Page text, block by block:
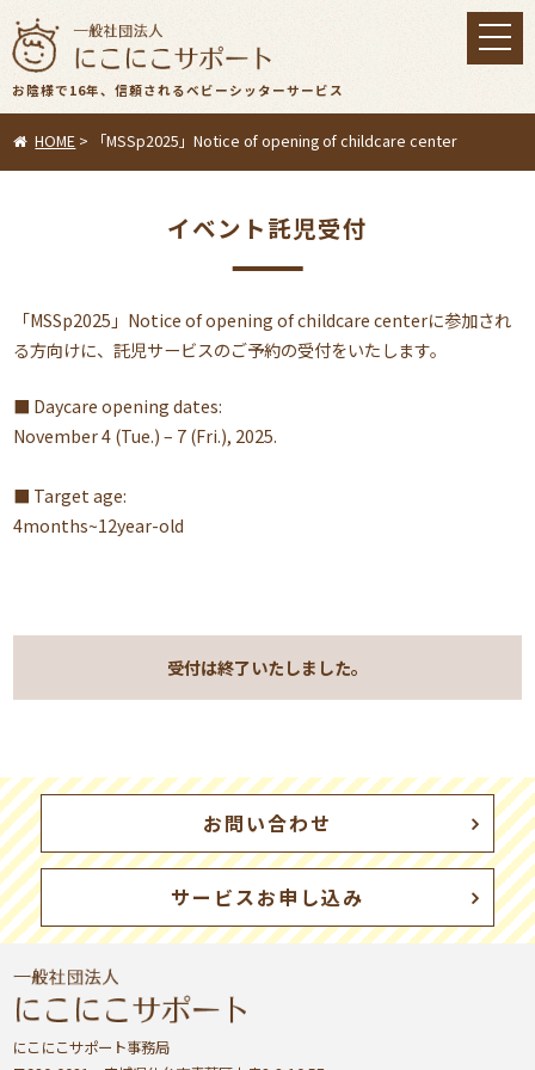
お陰様で16年、信頼されるベビーシッターサービス
toggle
HOME > 「MSSp2025」Notice of opening of childcare center
イベント託児受付
「MSSp2025」Notice of opening of childcare centerに参加され
る方向けに、託児サービスのご予約の受付をいたします。
■ Daycare opening dates:
November 4 (Tue.) – 7 (Fri.), 2025.
■ Target age:
4months~12year-old
受付は終了いたしました。
お問い合わせ
サービスお申し込み
にこにこサポート事務局